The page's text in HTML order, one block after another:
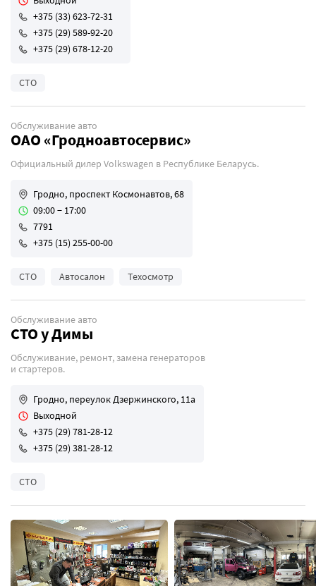
+375 (33) 623-72-31
+375 (29) 589-92-20
+375 (29) 678-12-20
СТО
Обслуживание авто
ОАО «Гродноавтосервис»
Официальный дилер Volkswagen в Республике Беларусь.
Гродно, проспект Космонавтов, 68
09:00 − 17:00
7791
+375 (15) 255-00-00
СТО Автосалон Техосмотр
Обслуживание авто
СТО у Димы
Обслуживание, ремонт, замена генераторов
и стартеров.
Гродно, переулок Дзержинского, 11а
Выходной
+375 (29) 781-28-12
+375 (29) 381-28-12
СТО